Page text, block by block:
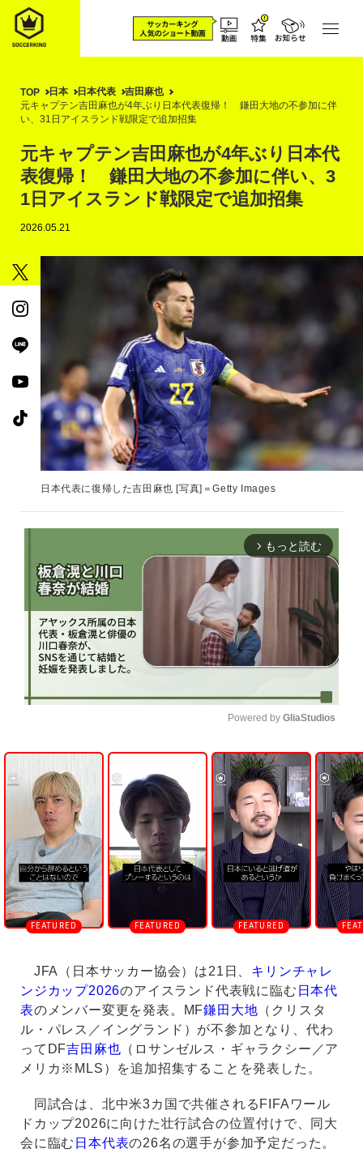
TOP 日本 日本代表
吉田麻也
元キャプテン吉田麻也が4年ぶり日本代表復帰！ 鎌田大地の不参加に伴
い、31日アイスランド戦限定で追加招集
元キャプテン吉田麻也が4年ぶり日本代
表復帰！ 鎌田大地の不参加に伴い、3
1日アイスランド戦限定で追加招集
2026.05.21
日本代表に復帰した吉田麻也 [写真]＝Getty Images
arrow_forward_ios もっと読む
U
n
m
u
t
e
Powered by GliaStudios
JFA（日本サッカー協会）は21日、 キリンチャレ
ンジカップ2026のアイスランド代表戦に臨む 日本代
表のメンバー変更を発表。MF鎌田大地 （クリスタ
ル・パレス／イングランド）が不参加となり、代わ
ってDF吉田麻也 （ロサンゼルス・ギャラクシー／ア
メリカ※MLS）を追加招集することを発表した。
同試合は、北中米3カ国で共催されるFIFAワール
ドカップ2026に向けた壮行試合の位置付けで、同大
会に臨む 日本代表の26名の選手が参加予定だった。